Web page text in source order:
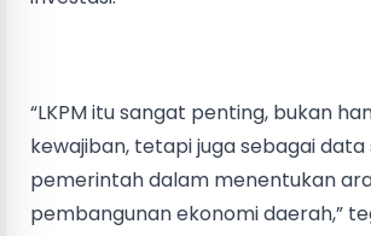
“LKPM itu sangat penting, bukan
kewajiban, tetapi juga sebagai
pemerintah dalam menentukan
pembangunan ekonomi daerah,”